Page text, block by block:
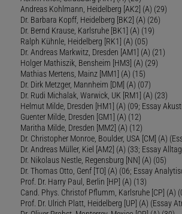
Andreas Kohlmann, Heidelberg [AK2] (A) (29)
Dr. Barbara Kopff, Heidelberg [BK2] (A) (26)
Dr. Bernd Krause, Karlsruhe [BK1] (A) (19)
Ralph Kühnle, Heidelberg [RK1] (A) (05)
Dr. Andreas Markwitz, Dresden [AM1] (A) (21)
Holger Mathiszik, Bensheim [HM3] (A) (29)
Mathias Mertens, Mainz [MM1] (A) (15)
Dr. Dirk Metzger, Mannheim [DM] (A) (07)
Dr. Rudi Michalak, Warwick, UK [RM1] (A) (23)
Helmut Milde, Dresden [HM1] (A) (09; Essay
Guenter Milde, Dresden [GM1] (A) (12)
Maritha Milde, Dresden [MM2] (A) (12)
Dr. Christopher Monroe, Boulder, USA [CM] (A)
Dr. Andreas Müller, Kiel [AM2] (A) (33; Essay
Dr. Nikolaus Nestle, Regensburg [NN] (A) (05)
Dr. Thomas Otto, Genf [TO] (A) (06; Essay
Prof. Dr. Harry Paul, Berlin [HP] (A) (13)
Cand. Phys. Christof Pflumm, Karlsruhe [CP] (A)
Prof. Dr. Ulrich Platt, Heidelberg [UP] (A) (Essay